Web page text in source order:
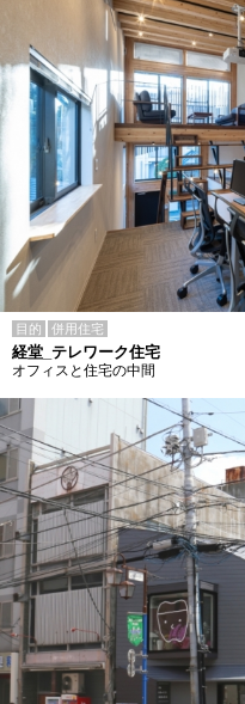
目的 併用住宅
経堂_テレワーク住宅
オフィスと住宅の中間